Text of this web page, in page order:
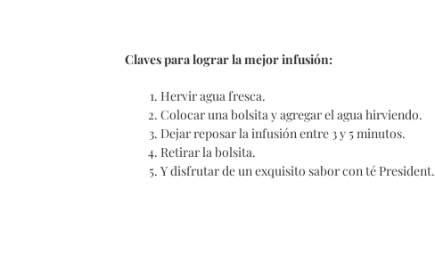
Claves para lograr la mejor infusión:
Hervir agua fresca.
Colocar una bolsita y agregar el agua hirviendo.
Dejar reposar la infusión entre 3 y 5 minutos.
Retirar la bolsita.
Y disfrutar de un exquisito sabor con té President.